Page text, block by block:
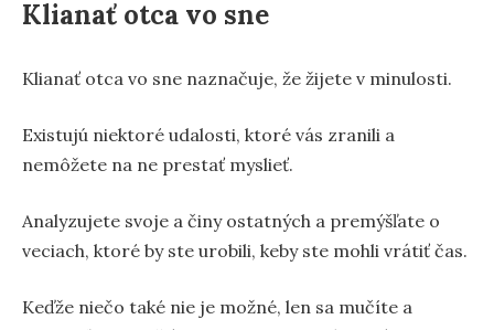
Klianať otca vo sne
Klianať otca vo sne naznačuje, že žijete v minulosti.
Existujú niektoré udalosti, ktoré vás zranili a
nemôžete na ne prestať myslieť.
Analyzujete svoje a činy ostatných a premýšľate o
veciach, ktoré by ste urobili, keby ste mohli vrátiť čas.
Keďže niečo také nie je možné, len sa mučíte a